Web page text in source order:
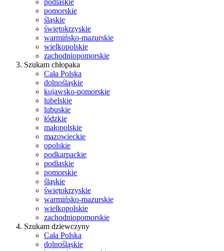
podlaskie
pomorskie
śląskie
świętokrzyskie
warmińsko-mazurskie
wielkopolskie
zachodniopomorskie
Szukam chłopaka
Cała Polska
dolnośląskie
kujawsko-pomorskie
lubelskie
lubuskie
łódzkie
małopolskie
mazowieckie
opolskie
podkarpackie
podlaskie
pomorskie
śląskie
świętokrzyskie
warmińsko-mazurskie
wielkopolskie
zachodniopomorskie
Szukam dziewczyny
Cała Polska
dolnośląskie